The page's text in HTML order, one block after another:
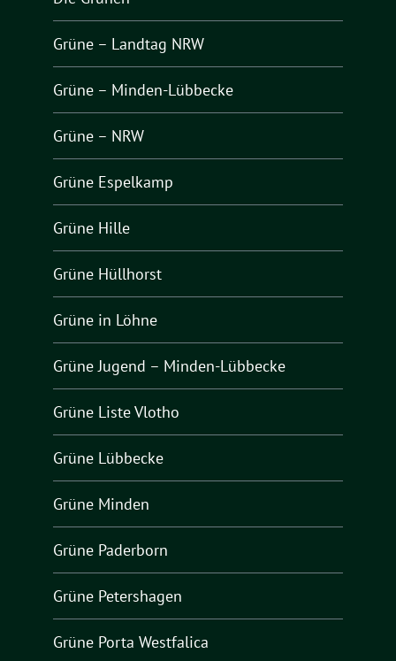
Grüne – Landtag NRW
Grüne – Minden-Lübbecke
Grüne – NRW
Grüne Espelkamp
Grüne Hille
Grüne Hüllhorst
Grüne in Löhne
Grüne Jugend – Minden-Lübbecke
Grüne Liste Vlotho
Grüne Lübbecke
Grüne Minden
Grüne Paderborn
Grüne Petershagen
Grüne Porta Westfalica